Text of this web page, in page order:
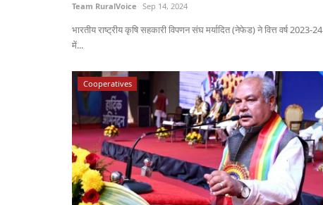
Team RuralVoice Sep 14, 2024
भारतीय राष्ट्रीय कृषि सहकारी विपणन संघ मर्यादित (नेफेड) ने वित्त वर्ष 2023-24
में...
Cooperatives
Agri Start-Ups